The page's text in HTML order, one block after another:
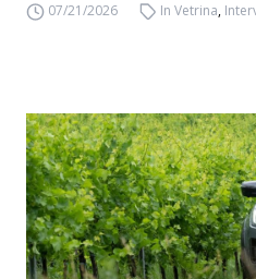
07/21/2026 In Vetrina,